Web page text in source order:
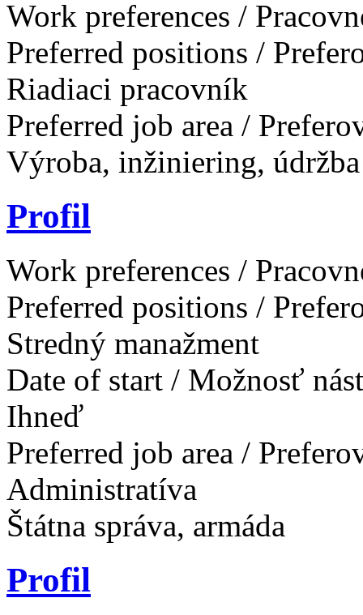
Work preferences /
Preferred positions /
Riadiaci pracovník
Preferred job area /
Výroba, inžiniering, údržba
Profil
Work preferences /
Preferred positions /
Stredný manažment
Date of start / Možnosť
Ihneď
Preferred job area /
Administratíva
Štátna správa, armáda
Profil